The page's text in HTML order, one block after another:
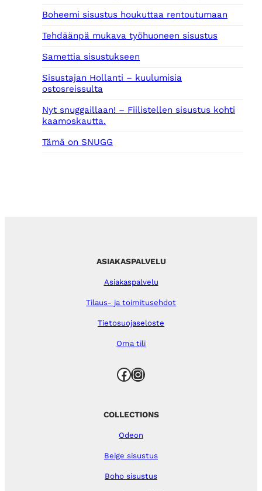
Boheemi sisustus houkuttaa rentoutumaan
Tehdäänpä mukava työhuoneen sisustus
Samettia sisustukseen
Sisustajan Hollanti – kuulumisia
ostosreissulta
Nyt snuggaillaan! – Fiilistellen sisustus kohti
kaamoskautta.
Tämä on SNUGG
ASIAKASPALVELU
Asiakaspalvelu
Tilaus- ja toimitusehdot
Tietosuojaseloste
Oma tili
Facebook Instagram
COLLECTIONS
Odeon
Beige sisustus
Boho sisustus